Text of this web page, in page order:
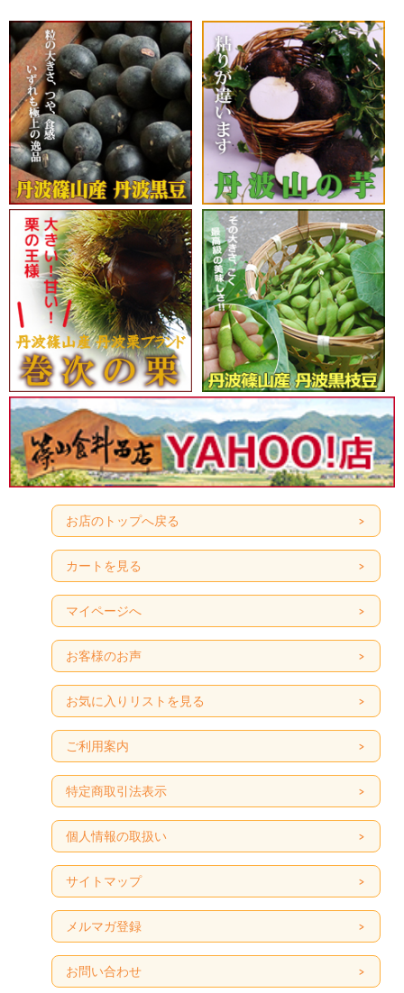
お店のトップへ戻る
カートを見る
マイページへ
お客様のお声
お気に入りリストを見る
ご利用案内
特定商取引法表示
個人情報の取扱い
サイトマップ
メルマガ登録
お問い合わせ